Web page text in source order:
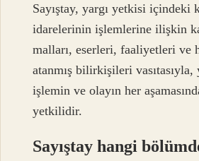
Sayıştay, yargı yetkisi içindeki
idarelerinin işlemlerine ilişkin
malları, eserleri, faaliyetleri ve
atanmış bilirkişileri vasıtasıyla,
işlemin ve olayın her
yetkilidir.
Sayıştay hangi